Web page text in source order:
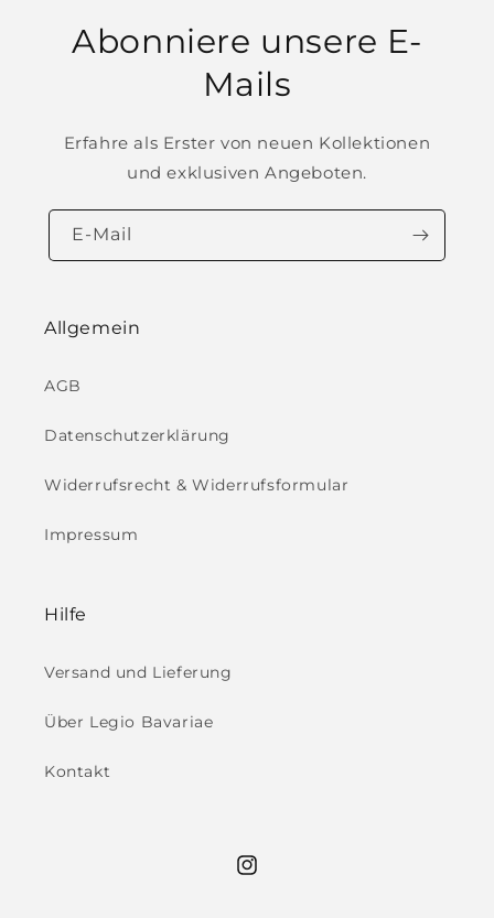
Abonniere unsere E-
Mails
Erfahre als Erster von neuen Kollektionen
und exklusiven Angeboten.
E-Mail
Allgemein
AGB
Datenschutzerklärung
Widerrufsrecht & Widerrufsformular
Impressum
Hilfe
Versand und Lieferung
Über Legio Bavariae
Kontakt
Instagram